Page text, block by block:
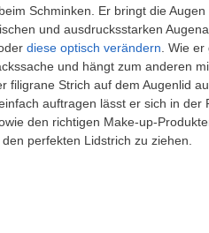
Schminken. Er bringt die
und ausdrucksstarken
diese optisch verändern . Wie
und hängt zum anderen
filigrane Strich auf dem Augenlid
auftragen lässt er sich in der
den richtigen Make-up-
perfekten Lidstrich zu ziehen.